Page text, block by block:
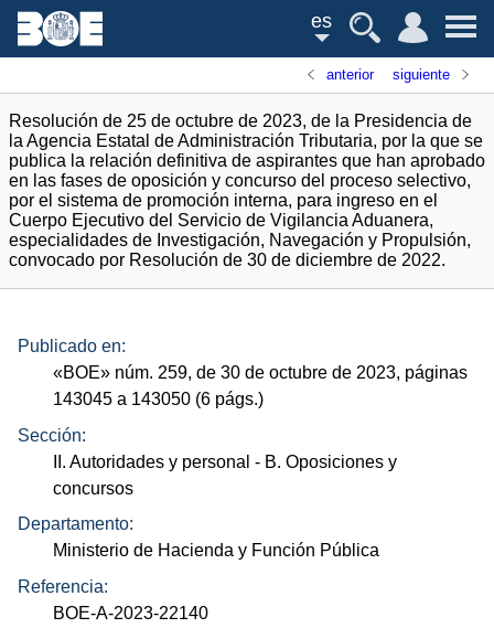
es
anterior siguiente
Resolución de 25 de octubre de 2023, de la Presidencia de
la Agencia Estatal de Administración Tributaria, por la que se
publica la relación definitiva de aspirantes que han aprobado
en las fases de oposición y concurso del proceso selectivo,
por el sistema de promoción interna, para ingreso en el
Cuerpo Ejecutivo del Servicio de Vigilancia Aduanera,
especialidades de Investigación, Navegación y Propulsión,
convocado por Resolución de 30 de diciembre de 2022.
Publicado en:
«BOE» núm. 259, de 30 de octubre de 2023, páginas
143045 a 143050 (6 págs.)
Sección:
II. Autoridades y personal - B. Oposiciones y
concursos
Departamento:
Ministerio de Hacienda y Función Pública
Referencia:
BOE-A-2023-22140